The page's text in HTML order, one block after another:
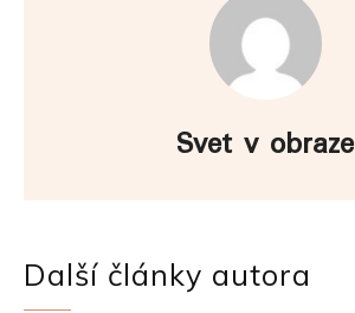
Svet v obraze
Další články autora